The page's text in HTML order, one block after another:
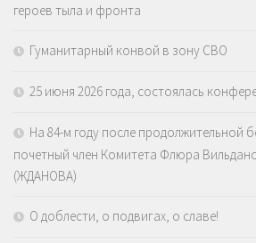
героев тыла и фронта
Гуманитарный конвой в зону СВО
25 июня 2026 года, состоялась
На 84-м году после продолжительной
почетный член Комитета Флюра
(ЖДАНОВА)
О доблести, о подвигах, о славе!